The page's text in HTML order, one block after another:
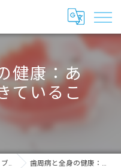
健康：あ
ているこ
ブログ 歯周病と全身の健康：あなたの体に起きていること